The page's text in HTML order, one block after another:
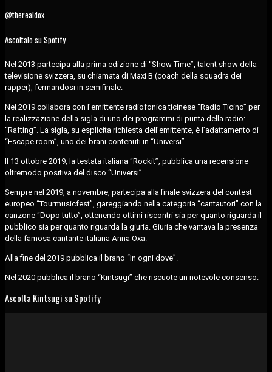
@therealdox
Ascoltalo su Spotify
Nel 2013 partecipa alla prima edizione di “Show Time”, talent show della
televisione svizzera, su chiamata di Maxi B (coach della squadra dei
rapper), fermandosi in semifinale.
Nel 2019 collabora con l’emittente radiofonica ticinese “Radio Ticino” per
la realizzazione della sigla di uno dei programmi di punta della radio:
“Rafting”. La sigla, su esplicita richiesta dell’emittente, è l’adattamento di
“Escape room”, uno dei brani contenuti in “Universi”.
Il 13 ottobre 2019, la testata italiana “Rockit”, pubblica una recensione
oltremodo positiva del disco “Universi”.
Sempre nel 2019, a novembre, partecipa alla finale svizzera del contest
europeo “Tourmusicfest”, gareggiando nella categoria “cantautori” con la
canzone “Dopo tutto”, ottenendo ottimi riscontri sia per quanto riguarda il
pubblico sia per quanto riguarda la giuria. Giuria che vantava la presenza
della famosa cantante italiana Anna Oxa.
Alla fine del 2019 pubblica il brano “In ogni dove”.
Nel 2020 pubblica il brano “Kintsugi” che riscuote un notevole consenso.
Ascolta Kintsugi su Spotify